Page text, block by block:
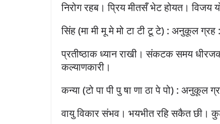
निरोग रहब। प्रिय मीतसँ भेट होयत।
सिंह (मा मी मू मे मो टा टी टू टे) : अनुकूल ग्रह :
प्रतीष्ठाक ध्यान राखी। संकटक समय
कल्याणकारी।
कन्या (टो पा पी पु षा णा ठा पे पो) : अनुकूल
वायु विकार संभव। भयभीत रहि सकैत छी।